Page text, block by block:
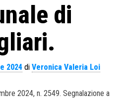
di
2024 di Veronica Valeria Loi
2024, n. 2549. Segnalazione a